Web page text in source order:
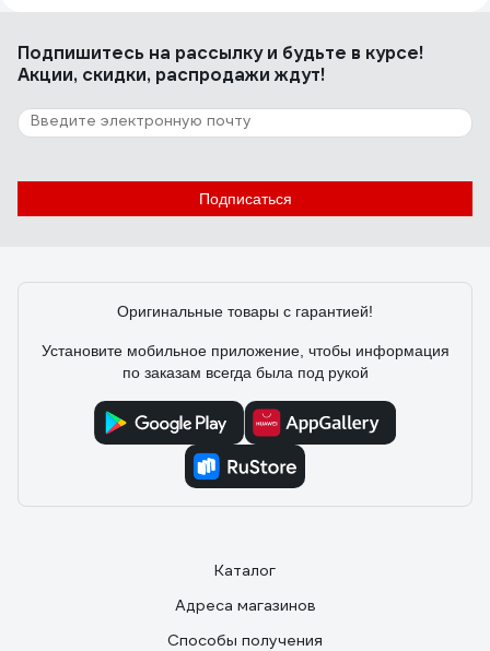
Хорошо собран. Нет бестолковых боковых
торцах светильника. Такие штуки вечно сохли,
трескались и отваливались, а рассеиватель падал и
6 отзывов
MR16, SL/WH зеркальный/белый a036801
Подпишитесь на рассылкуи будьте в курсе!
Акции, скидки, распродажи ждут!
Подписаться
Оригинальные товары с гарантией!
Установите мобильное приложение, чтобы информация
по заказам всегда была под рукой
Каталог
Адреса магазинов
Способы получения